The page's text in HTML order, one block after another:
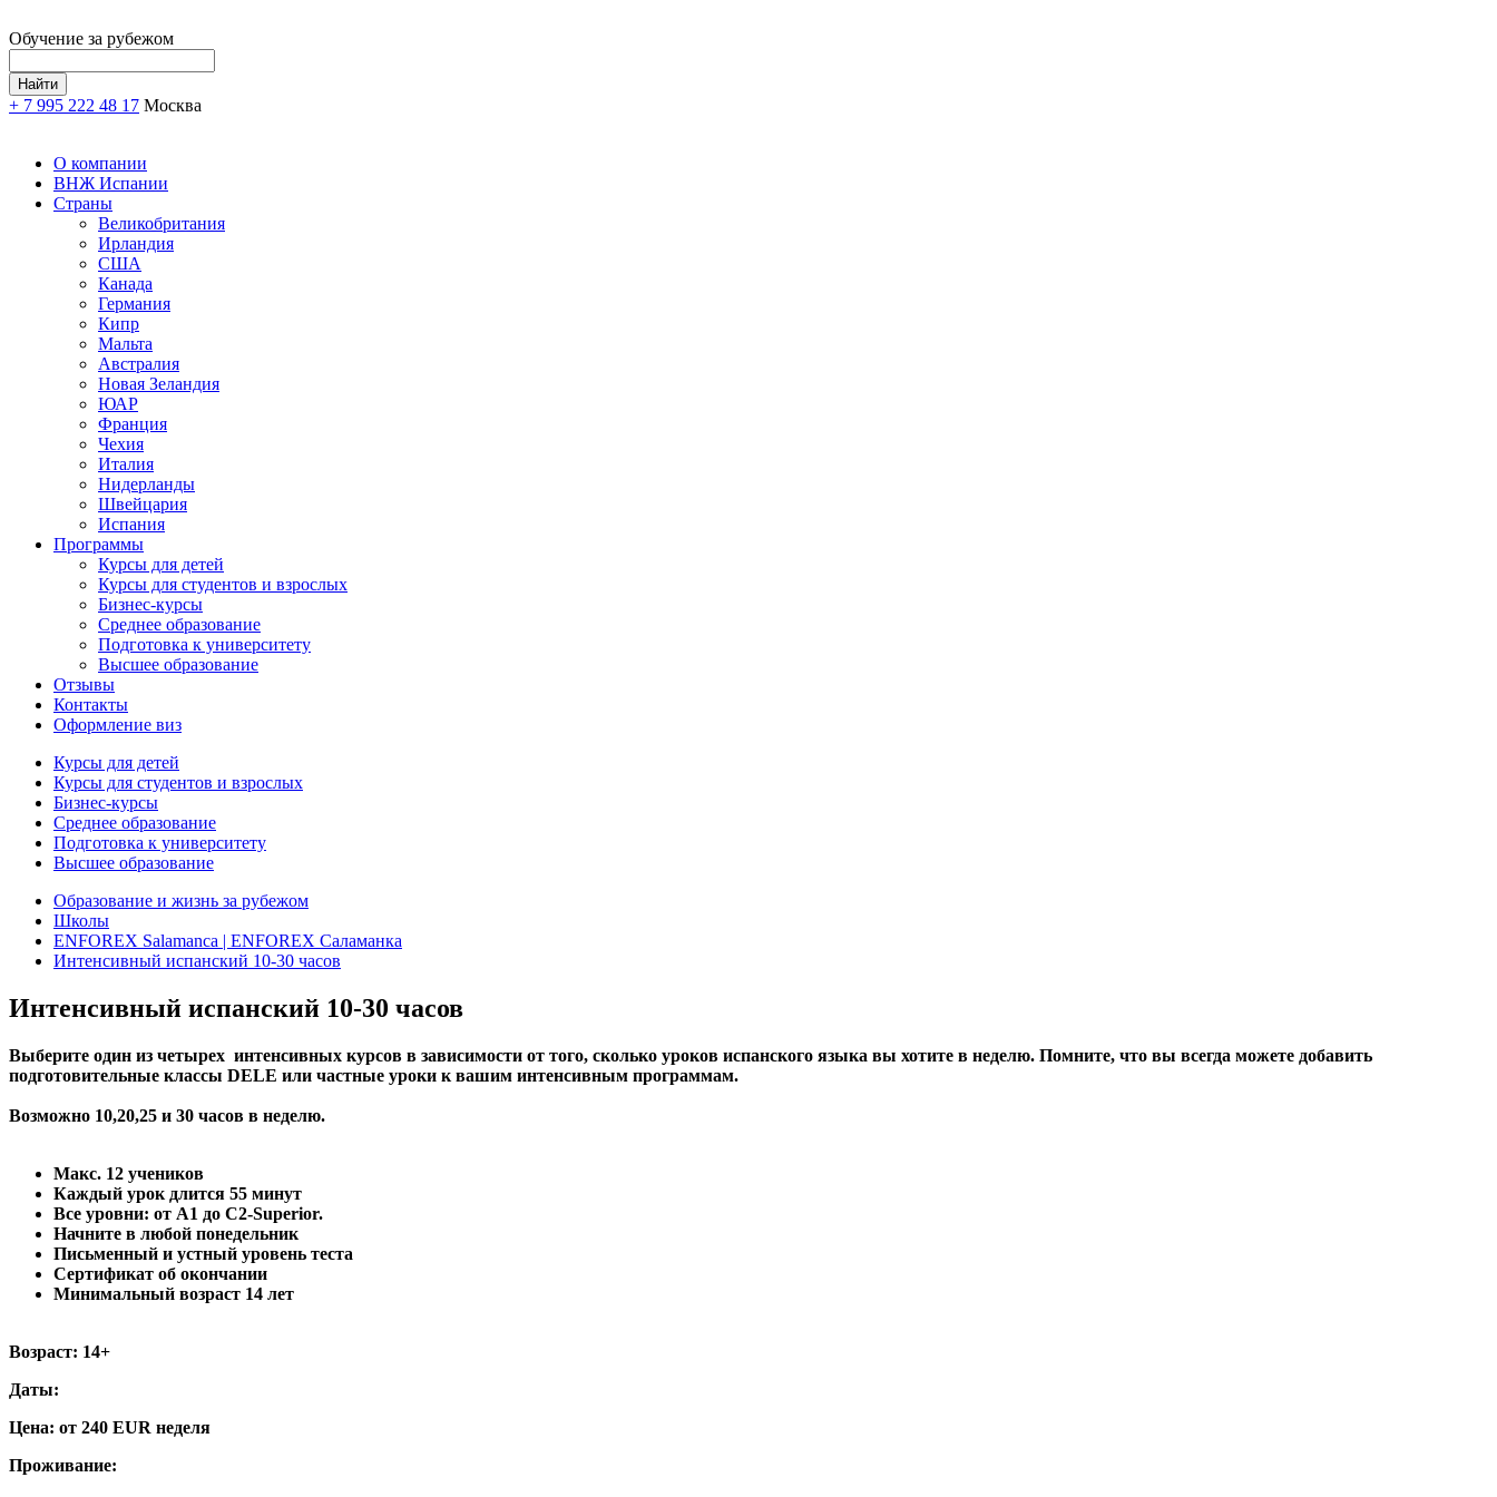
Обучение за рубежом
+ 7 995 222 48 17 Москва
О компании
ВНЖ Испании
Страны
Великобритания
Ирландия
США
Канада
Германия
Кипр
Мальта
Австралия
Новая Зеландия
ЮАР
Франция
Чехия
Италия
Нидерланды
Швейцария
Испания
Программы
Курсы для детей
Курсы для студентов и взрослых
Бизнес-курсы
Среднее образование
Подготовка к университету
Высшее образование
Отзывы
Контакты
Оформление виз
Курсы для детей
Курсы для студентов и взрослых
Бизнес-курсы
Среднее образование
Подготовка к университету
Высшее образование
Образование и жизнь за рубежом
Школы
ENFOREX Salamanca | ENFOREX Саламанка
Интенсивный испанский 10-30 часов
Интенсивный испанский 10-30 часов
Выберите один из четырех интенсивных курсов в зависимости от того, сколько уроков испанского языка вы хотите в неделю. Помните, что вы всегда можете добавить
подготовительные классы DELE или частные уроки к вашим интенсивным программам.
Возможно 10,20,25 и 30 часов в неделю.
Макс. 12 учеников
Каждый урок длится 55 минут
Все уровни: от А1 до C2-Superior.
Начните в любой понедельник
Письменный и устный уровень теста
Сертификат об окончании
Минимальный возраст 14 лет
Возраст: 14+
Даты:
Цена: от 240 EUR неделя
Проживание: